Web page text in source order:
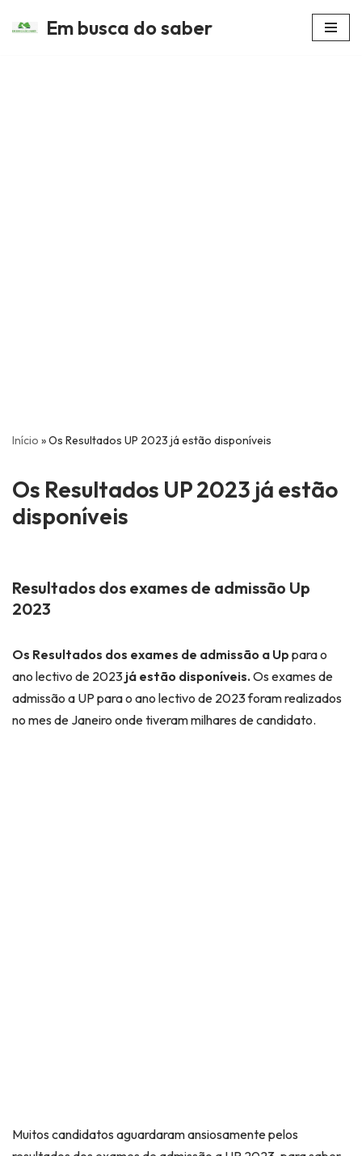
Em busca do saber
Início »Os Resultados UP 2023 já estão disponíveis
Os Resultados UP 2023 já estão
disponíveis
Resultados dos exames de admissão Up
2023
Os Resultados dos exames de admissão a Up para o
ano lectivo de 2023 já estão disponíveis. Os exames de
admissão a UP para o ano lectivo de 2023 foram realizados
no mes de Janeiro onde tiveram milhares de candidato.
Muitos candidatos aguardaram ansiosamente pelos